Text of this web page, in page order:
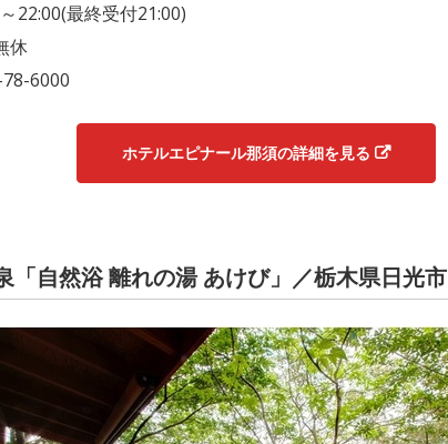
22:00(最終受付21:00)
休
6000
ホテルエピナール那須の詳細を見る
「自然浴 離れの湯 あけび」／栃木県日光市